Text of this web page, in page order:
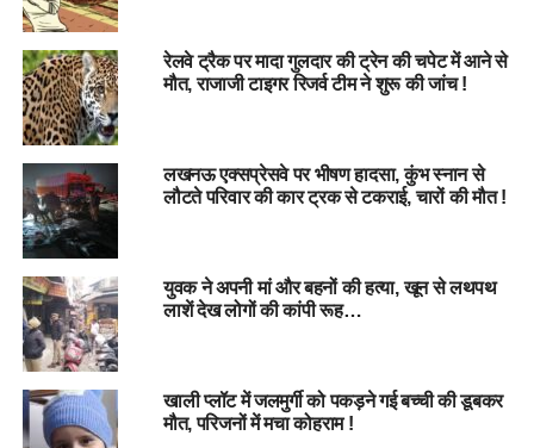
कर दी है। यह घटना रेलवे क्रॉसिंग पर सतर्कता बरतने की आवश्यकता को
रेलवे ट्रैक पर मादा गुलदार की ट्रेन की चपेट में आने से
मौत, राजाजी टाइगर रिजर्व टीम ने शुरू की जांच !
लखनऊ एक्सप्रेसवे पर भीषण हादसा, कुंभ स्नान से
लौटते परिवार की कार ट्रक से टकराई, चारों की मौत !
युवक ने अपनी मां और बहनों की हत्या, खून से लथपथ
लाशें देख लोगों की कांपी रूह…
खाली प्लॉट में जलमुर्गी को पकड़ने गई बच्ची की डूबकर
मौत, परिजनों में मचा कोहराम !